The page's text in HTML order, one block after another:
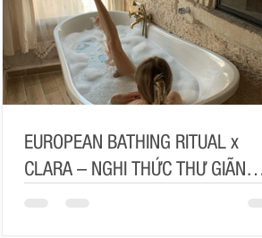
EUROPEAN BATHING RITUAL x
CLARA – NGHI THỨC THƯ GIÃN